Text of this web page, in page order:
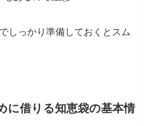
しっかり準備しておくとスム
に借りる知恵袋の基本情